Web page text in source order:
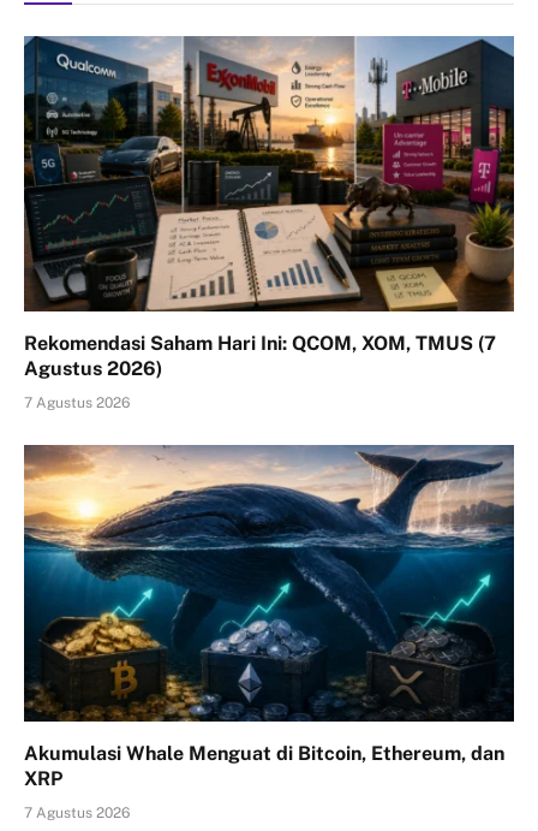
Rekomendasi Saham Hari Ini: QCOM, XOM, TMUS (7
Agustus 2026)
7 Agustus 2026
Akumulasi Whale Menguat di Bitcoin, Ethereum, dan
XRP
7 Agustus 2026